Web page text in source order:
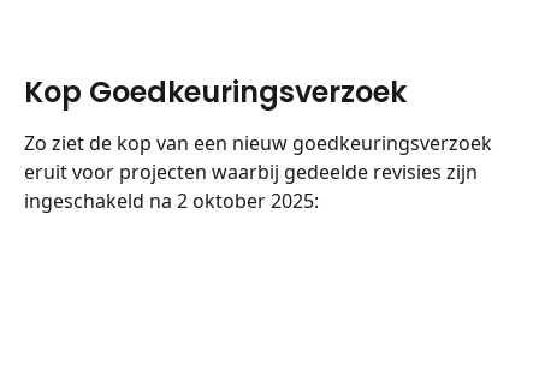
Kop Goedkeuringsverzoek
Zo ziet de kop van een nieuw goedkeuringsverzoek
eruit voor projecten waarbij gedeelde revisies zijn
ingeschakeld na 2 oktober 2025: